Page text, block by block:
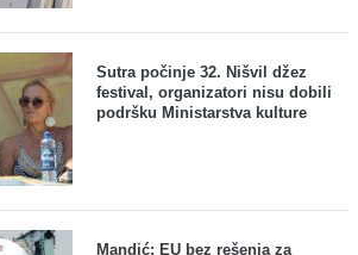
Sutra počinje 32. Nišvil džez
festival, organizatori nisu dobili
podršku Ministarstva kulture
Mandić: EU bez rešenja za